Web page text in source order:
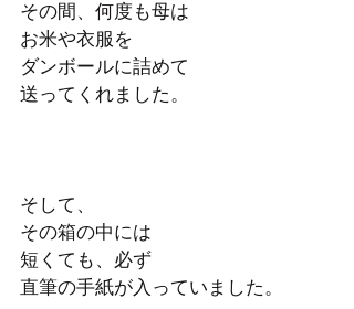
その間、何度も母は
お米や衣服を
ダンボールに詰めて
送ってくれました。
そして、
その箱の中には
短くても、必ず
直筆の手紙が入っていました。